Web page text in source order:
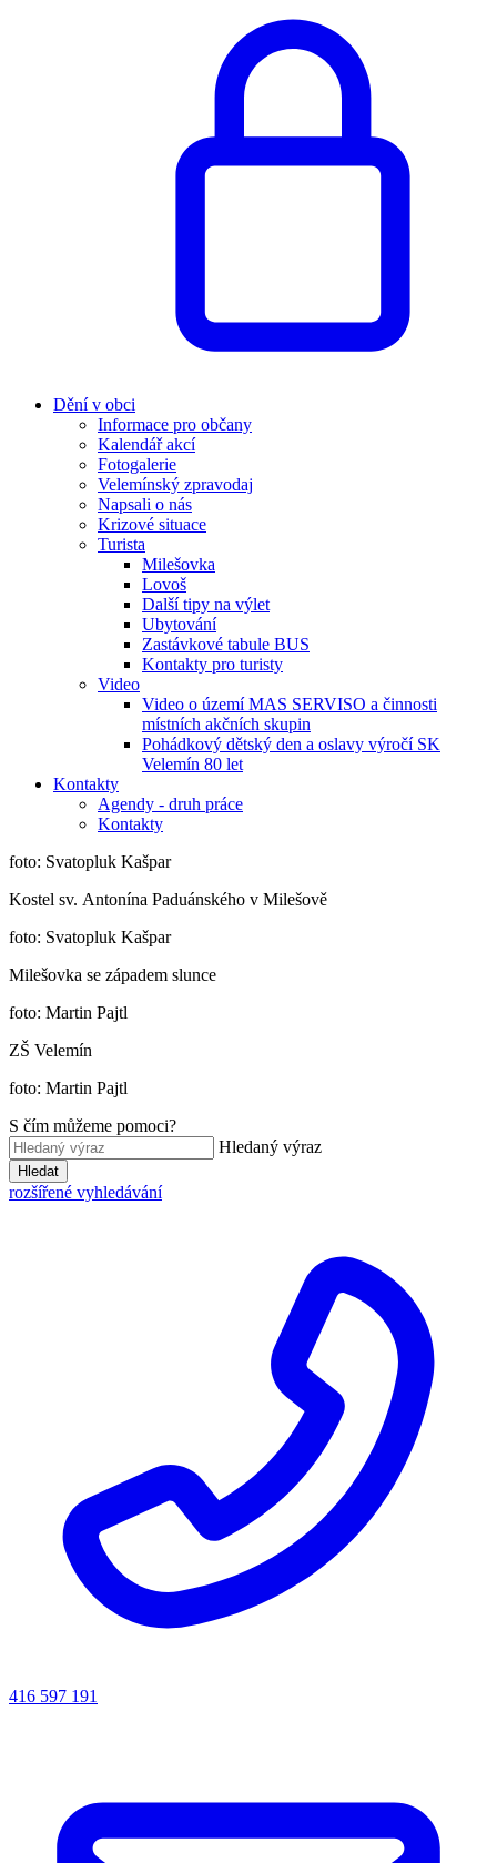
Dění v obci
Informace pro občany
Kalendář akcí
Fotogalerie
Velemínský zpravodaj
Napsali o nás
Krizové situace
Turista
Milešovka
Lovoš
Další tipy na výlet
Ubytování
Zastávkové tabule BUS
Kontakty pro turisty
Video
Video o území MAS SERVISO a činnosti
místních akčních skupin
Pohádkový dětský den a oslavy výročí SK
Velemín 80 let
Kontakty
Agendy - druh práce
Kontakty
foto: Svatopluk Kašpar
Kostel sv. Antonína Paduánského v Milešově
foto: Svatopluk Kašpar
Milešovka se západem slunce
foto: Martin Pajtl
ZŠ Velemín
foto: Martin Pajtl
S čím můžeme pomoci?
Hledaný výraz
Hledat
rozšířené vyhledávání
416 597 191